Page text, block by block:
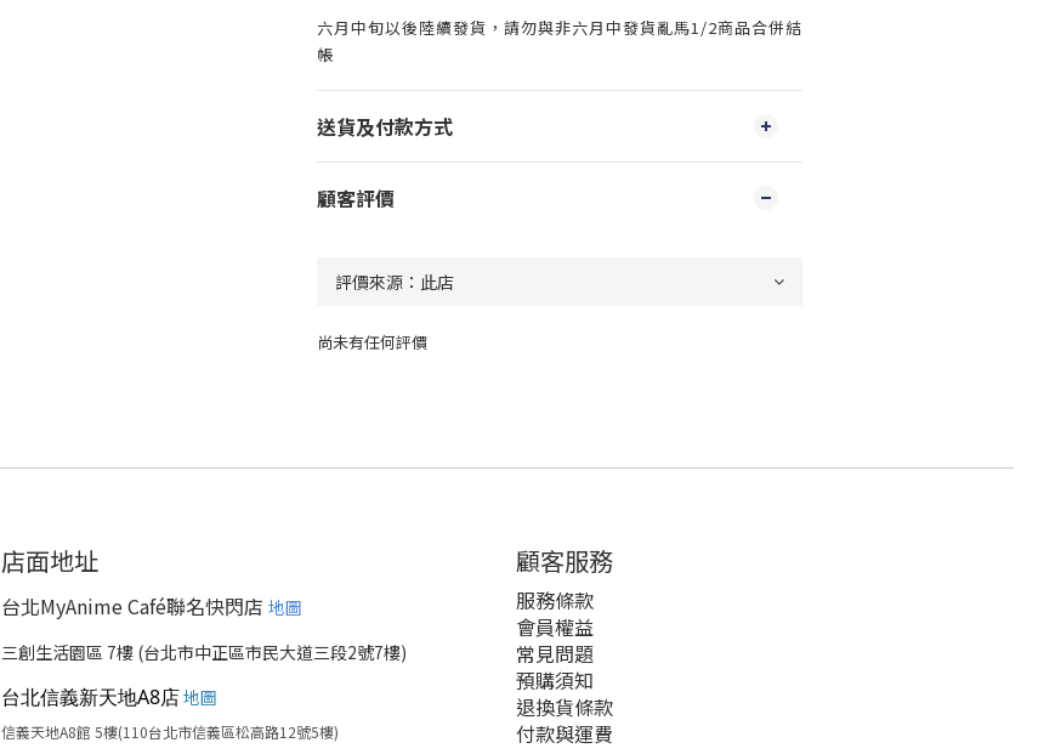
六月中旬以後陸續發貨，請勿與非六月中發貨亂馬1/2商品合併結
帳
送貨及付款方式
顧客評價
尚未有任何評價
店面地址
台北MyAnime Café聯名快閃店 地圖
三創生活園區 7樓 (台北市中正區市民大道三段2號7樓)
台北信義新天地A8店地圖
信義天地A8館 5樓(110台北市信義區松高路12號5樓)
顧客服務
服務條款
會員權益
常見問題
預購須知
退換貨條款
付款與運費